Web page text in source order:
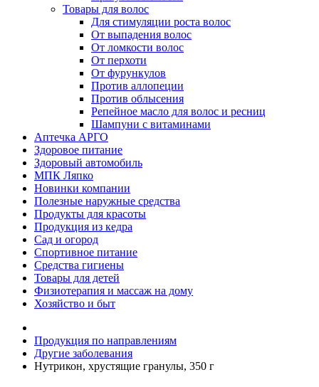
Товары для волос
Для стимуляции роста волос
От выпадения волос
От ломкости волос
От перхоти
От фурункулов
Против аллопеции
Против облысения
Репейное масло для волос и ресниц
Шампуни с витаминами
Аптечка АРГО
Здоровое питание
Здоровый автомобиль
МПК Ляпко
Новинки компании
Полезные наружные средства
Продукты для красоты
Продукция из кедра
Сад и огород
Спортивное питание
Средства гигиены
Товары для детей
Физиотерапия и массаж на дому
Хозяйство и быт
Продукция по направлениям
Другие заболевания
Нутрикон, хрустящие гранулы, 350 г